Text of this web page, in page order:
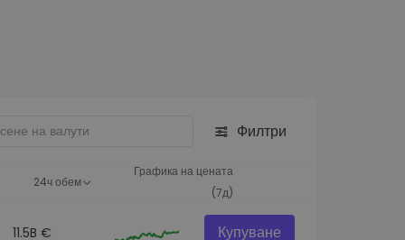
изпълнение
Филтри
24ч обем
Графика на цената
(7д)
11.5B € Купуване